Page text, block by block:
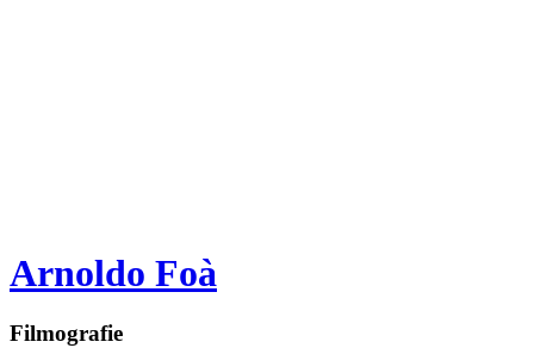
Arnoldo Foà
Filmografie